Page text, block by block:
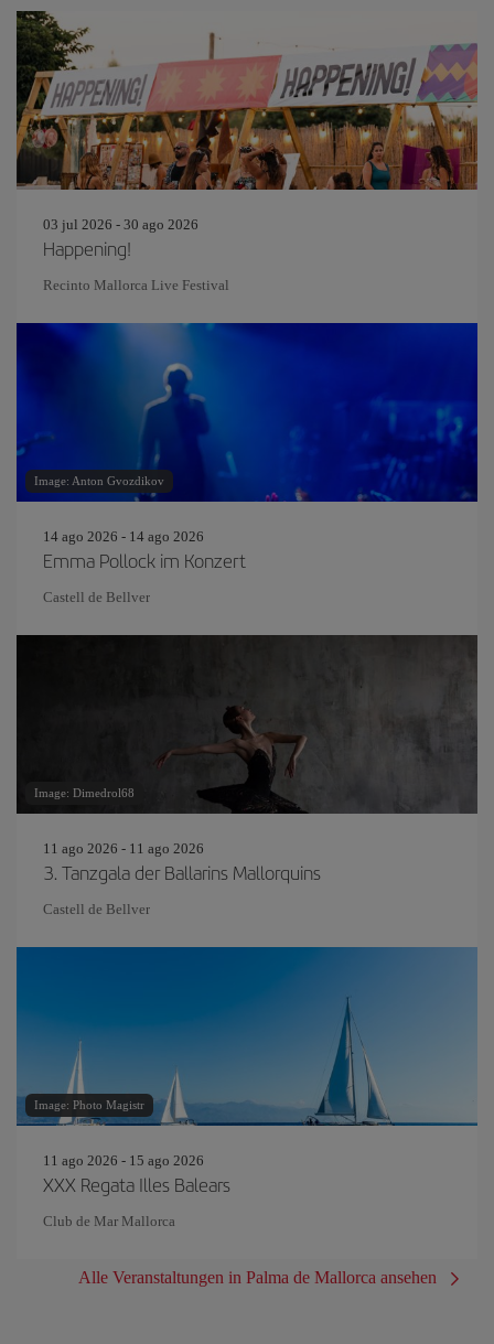
03 jul 2026 - 30 ago 2026
Happening!
Recinto Mallorca Live Festival
Image: Anton Gvozdikov
14 ago 2026 - 14 ago 2026
Emma Pollock im Konzert
Castell de Bellver
Image: Dimedrol68
11 ago 2026 - 11 ago 2026
3. Tanzgala der Ballarins Mallorquins
Castell de Bellver
Image: Photo Magistr
11 ago 2026 - 15 ago 2026
XXX Regata Illes Balears
Club de Mar Mallorca
Alle Veranstaltungen in Palma de Mallorca ansehen